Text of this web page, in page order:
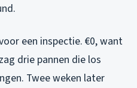
een inspectie. €0, want
drie pannen die los
Twee weken later